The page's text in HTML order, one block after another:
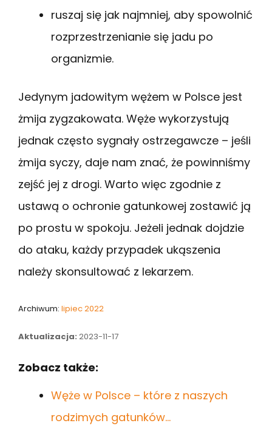
ruszaj się jak najmniej, aby spowolnić
rozprzestrzenianie się jadu po
organizmie.
Jedynym jadowitym wężem w Polsce jest
żmija zygzakowata. Węże wykorzystują
jednak często sygnały ostrzegawcze – jeśli
żmija syczy, daje nam znać, że powinniśmy
zejść jej z drogi. Warto więc zgodnie z
ustawą o ochronie gatunkowej zostawić ją
po prostu w spokoju. Jeżeli jednak dojdzie
do ataku, każdy przypadek ukąszenia
należy skonsultować z lekarzem.
Archiwum: lipiec 2022
Aktualizacja: 2023-11-17
Zobacz także:
Węże w Polsce – które z naszych
rodzimych gatunków…